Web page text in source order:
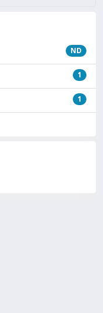
ND
1
1